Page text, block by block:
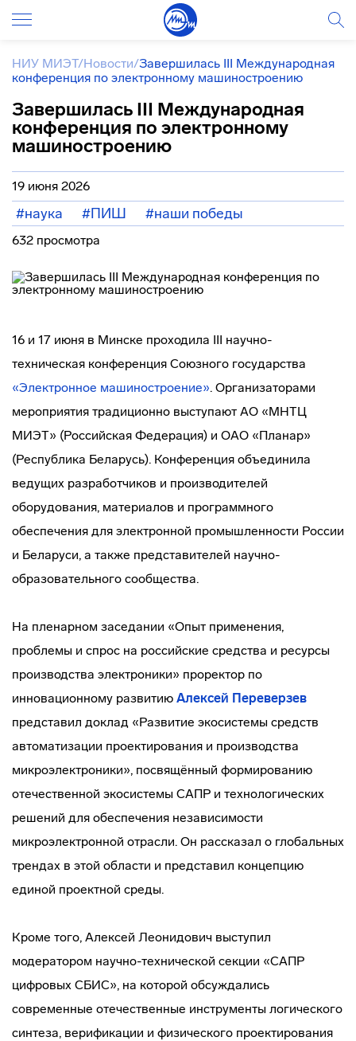
НИУ МИЭТ/Новости/Завершилась III Международная
конференция по электронному машиностроению
Завершилась III Международная
конференция по электронному
машиностроению
19 июня 2026
#наука #ПИШ #наши победы
632 просмотра
16 и 17 июня в Минске проходила III научно-
техническая конференция Союзного государства
«Электронное машиностроение». Организаторами
мероприятия традиционно выступают АО «МНТЦ
МИЭТ» (Российская Федерация) и ОАО «Планар»
(Республика Беларусь). Конференция объединила
ведущих разработчиков и производителей
оборудования, материалов и программного
обеспечения для электронной промышленности России
и Беларуси, а также представителей научно-
образовательного сообщества.
На пленарном заседании «Опыт применения,
проблемы и спрос на российские средства и ресурсы
производства электроники» проректор по
инновационному развитию Алексей Переверзев
представил доклад «Развитие экосистемы средств
автоматизации проектирования и производства
микроэлектроники», посвящённый формированию
отечественной экосистемы САПР и технологических
решений для обеспечения независимости
микроэлектронной отрасли. Он рассказал о глобальных
трендах в этой области и представил концепцию
единой проектной среды.
Кроме того, Алексей Леонидович выступил
модератором научно-технической секции «САПР
цифровых СБИС», на которой обсуждались
современные отечественные инструменты логического
синтеза, верификации и физического проектирования